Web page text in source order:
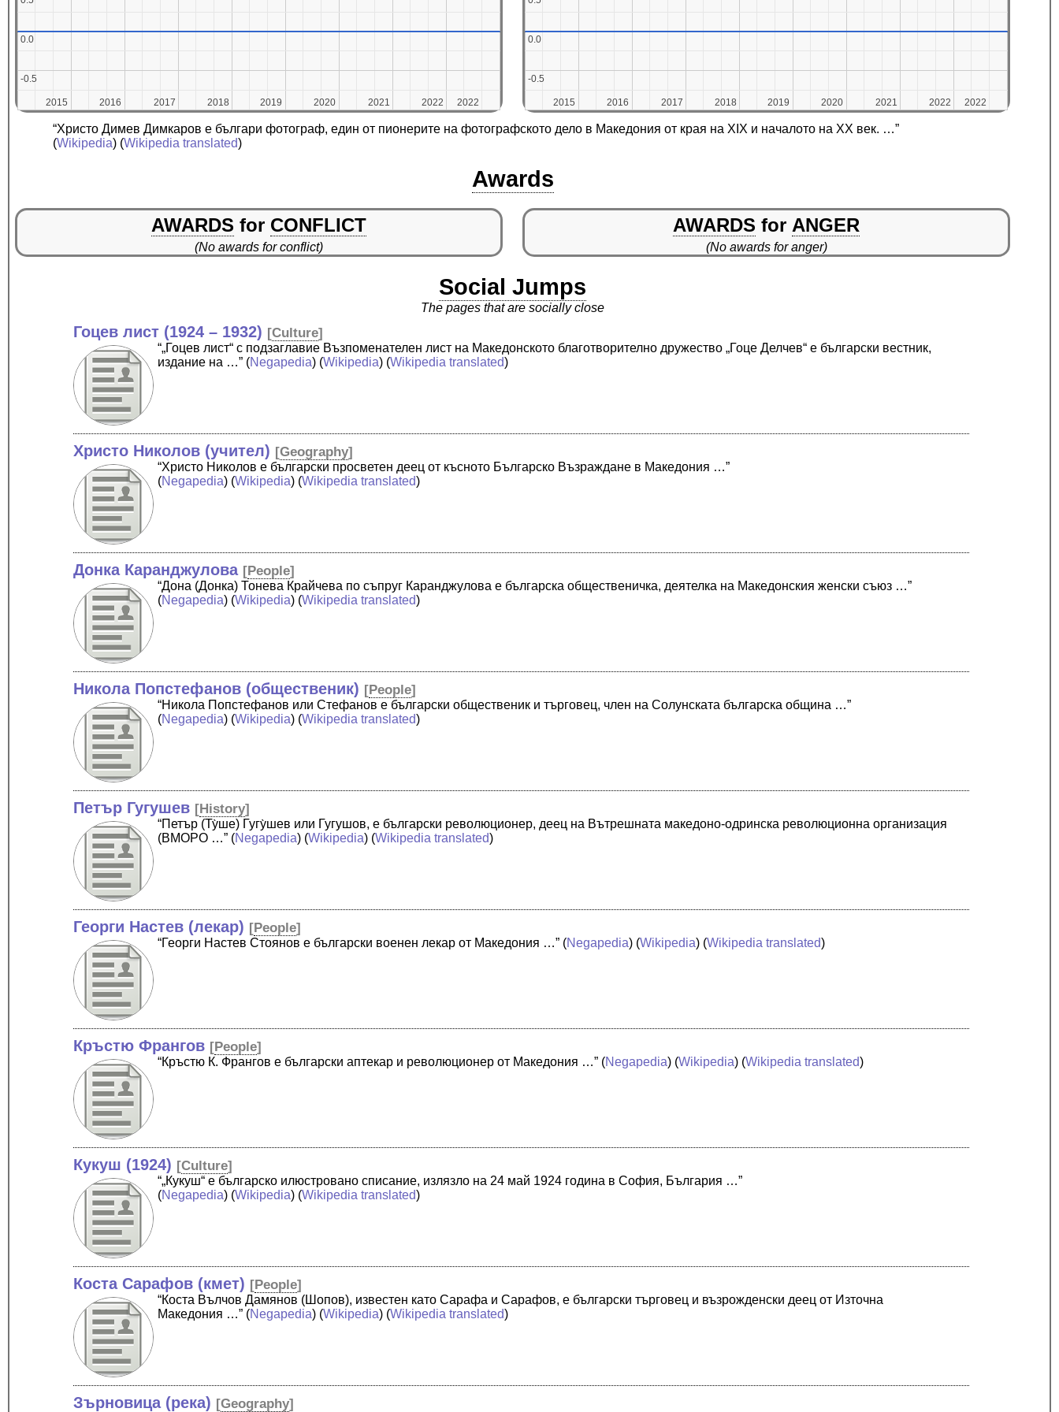
2015
2015 2016
2016 2017
2017 2018
2018 2019
2019 2020
2020 2021
2021 2022
2022 2022
2022
-0.5
-0.5
0.0
0.0
2015
2015 2016
2016 2017
2017 2018
2018 2019
2019 2020
2020 2021
2021 2022
2022 2022
2022
-0.5
-0.5
0.0
0.0
“Христо Димев Димкаров е българи фотограф, един от пионерите на фотографското дело в Македония от края на XIX и началото на XX век. …”
(Wikipedia) (Wikipedia translated)
Awards
AWARDS for CONFLICT
(No awards for conflict)
AWARDS for ANGER
(No awards for anger)
Social Jumps
The pages that are socially close
Гоцев лист (1924 – 1932) [Culture]
“„Гоцев лист“ с подзаглавие Възпоменателен лист на Македонското благотворително дружество „Гоце Делчев“ е български вестник,
издание на …” (Negapedia) (Wikipedia) (Wikipedia translated)
Христо Николов (учител) [Geography]
“Христо Николов е български просветен деец от късното Българско Възраждане в Македония …”
(Negapedia) (Wikipedia) (Wikipedia translated)
Донка Каранджулова [People]
“Дона (Донка) Тонева Крайчева по съпруг Каранджулова е българска общественичка, деятелка на Македонския женски съюз …”
(Negapedia) (Wikipedia) (Wikipedia translated)
Никола Попстефанов (общественик) [People]
“Никола Попстефанов или Стефанов е български общественик и търговец, член на Солунската българска община …”
(Negapedia) (Wikipedia) (Wikipedia translated)
Петър Гугушев [History]
“Петър (Ту̀ше) Гугу̀шев или Гугушов, е български революционер, деец на Вътрешната македоно-одринска революционна организация
(ВМОРО …” (Negapedia) (Wikipedia) (Wikipedia translated)
Георги Настев (лекар) [People]
“Георги Настев Стоянов е български военен лекар от Македония …” (Negapedia) (Wikipedia) (Wikipedia translated)
Кръстю Франгов [People]
“Кръстю К. Франгов е български аптекар и революционер от Македония …” (Negapedia) (Wikipedia) (Wikipedia translated)
Кукуш (1924) [Culture]
“„Кукуш“ е българско илюстровано списание, излязло на 24 май 1924 година в София, България …”
(Negapedia) (Wikipedia) (Wikipedia translated)
Коста Сарафов (кмет) [People]
“Коста Вълчов Дамянов (Шопов), известен като Сарафа и Сарафов, е български търговец и възрожденски деец от Източна
Македония …” (Negapedia) (Wikipedia) (Wikipedia translated)
Зърновица (река) [Geography]